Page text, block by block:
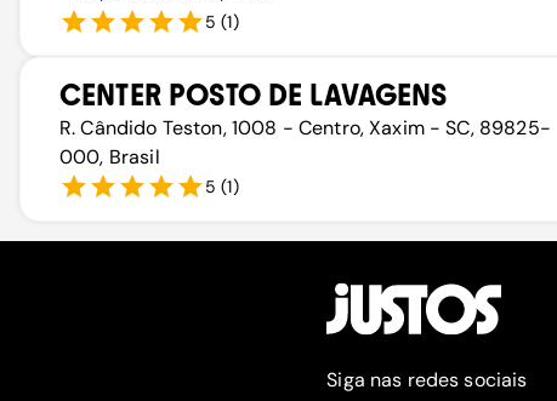
5 (1)
CENTER POSTO DE LAVAGENS
R. Cândido Teston, 1008 - Centro, Xaxim - SC, 89825-
000, Brasil
5 (1)
Siga nas redes sociais